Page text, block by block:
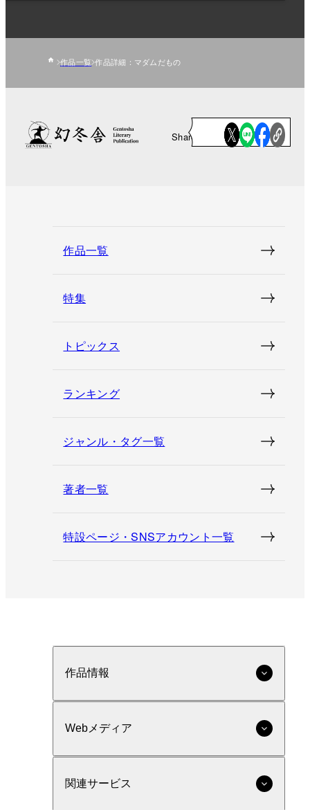
作品一覧 作品詳細：マダムだもの
Share
作品一覧
特集
トピックス
ランキング
ジャンル・タグ一覧
著者一覧
特設ページ・SNSアカウント一覧
作品情報
Webメディア
関連サービス